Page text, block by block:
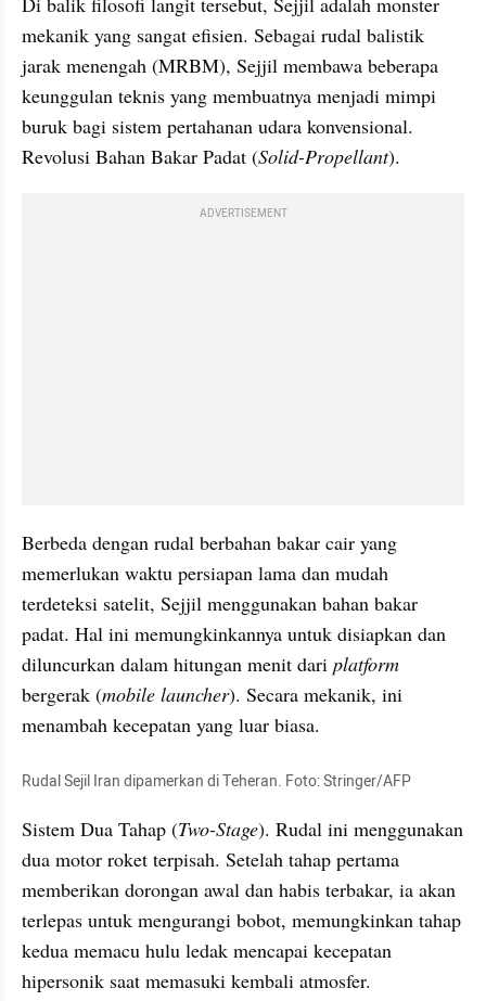
mekanik yang sangat efisien. Sebagai rudal balistik
jarak menengah (MRBM), Sejjil membawa beberapa
keunggulan teknis yang membuatnya menjadi mimpi
buruk bagi sistem pertahanan udara konvensional.
Revolusi Bahan Bakar Padat (Solid-Propellant).
ADVERTISEMENT
Berbeda dengan rudal berbahan bakar cair yang
memerlukan waktu persiapan lama dan mudah
terdeteksi satelit, Sejjil menggunakan bahan bakar
padat. Hal ini memungkinkannya untuk disiapkan dan
diluncurkan dalam hitungan menit dari platform
bergerak (mobile launcher). Secara mekanik, ini
menambah kecepatan yang luar biasa.
Rudal Sejil Iran dipamerkan di Teheran. Foto: Stringer/AFP
Sistem Dua Tahap (Two-Stage). Rudal ini menggunakan
dua motor roket terpisah. Setelah tahap pertama
memberikan dorongan awal dan habis terbakar, ia akan
terlepas untuk mengurangi bobot, memungkinkan tahap
kedua memacu hulu ledak mencapai kecepatan
hipersonik saat memasuki kembali atmosfer.